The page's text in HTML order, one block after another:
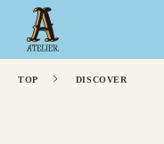
コンテ
ンツに
進む
TOP DISCOVER